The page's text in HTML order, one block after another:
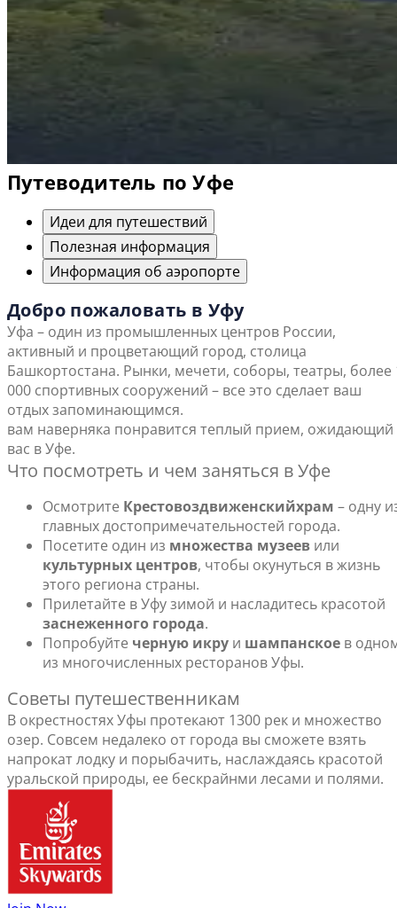
Путеводитель по Уфе
Идеи для путешествий
Полезная информация
Информация об аэропорте
Добро пожаловать в Уфу
Уфа – один из промышленных центров России,
активный и процветающий город, столица
Башкортостана. Рынки, мечети, соборы, театры, более
000 спортивных сооружений – все это сделает ваш
отдых запоминающимся.
вам наверняка понравится теплый прием, ожидающий
вас в Уфе.
Что посмотреть и чем заняться в Уфе
Осмотрите Крестовоздвиженскийхрам – одну
главных достопримечательностей города.
Посетите один из множества музеев или
культурных центров, чтобы окунуться в жизнь
этого региона страны.
Прилетайте в Уфу зимой и насладитесь красотой
заснеженного города.
Попробуйте черную икру и шампанское в
из многочисленных ресторанов Уфы.
Советы путешественникам
В окрестностях Уфы протекают 1300 рек и множество
озер. Совсем недалеко от города вы сможете взять
напрокат лодку и порыбачить, наслаждаясь красотой
уральской природы, ее бескрайнми лесами и полями.